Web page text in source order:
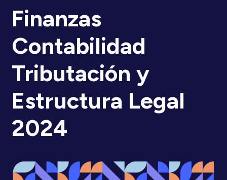
Finanzas
Contabilidad
Tributación y
Estructura Legal
2024